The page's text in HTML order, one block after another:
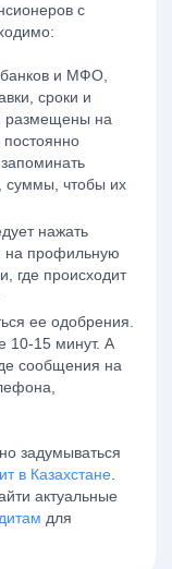
с
банков и МФО,
сроки и
размещены на
суммы, чтобы их
нажать
на профильную
где происходит
ее одобрения.
10-15 минут. А
сообщения на
задумываться
в Казахстане
актуальные
для